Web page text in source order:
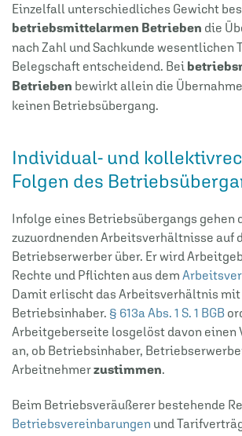
Einzelfall unterschiedliches Gewicht
betriebsmittelarmen Betrieben die
nach Zahl und Sachkunde wesentlichen
Belegschaft entscheidend. Bei
Betrieben bewirkt allein die
keinen Betriebsübergang.
Individual- und
Folgen des
Infolge eines Betriebsübergangs gehen
zuzuordnenden Arbeitsverhältnisse auf
Betriebserwerber über. Er wird
Rechte und Pflichten aus dem
Damit erlischt das Arbeitsverhältnis mit
Betriebsinhaber. § 613a Abs. 1 S. 1 BGB
Arbeitgeberseite losgelöst davon einen
an, ob Betriebsinhaber,
Arbeitnehmerzustimmen
Beim Betriebsveräußerer bestehende
Betriebsvereinbarungen und